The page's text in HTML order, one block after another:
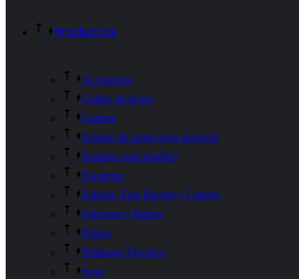
Productos
Accesorios
Cables de acero
Cadena
Equipo de proteccion personal
Equipos para tendido
Escaleras
Eslinga, Faja Rachet y Cadena
Estrobos y Pulpos
Poleas
Polipasto Electrico
Soga